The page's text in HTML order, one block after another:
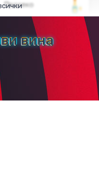
Просеко
Бяло вино
Червени вина
Десертно вино
вина